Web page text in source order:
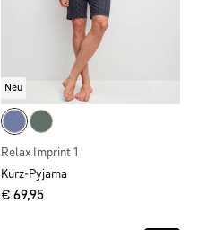
Neu
Relax Imprint 1
Kurz-Pyjama
€ 69,95